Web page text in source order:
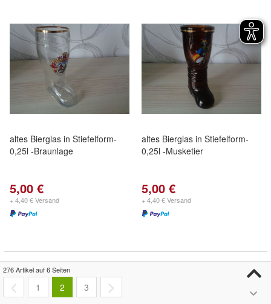
altes Bierglas in Stiefelform-
0,25l -Braunlage
5,00 €
+ 4,40 € Versand
altes Bierglas in Stiefelform-
0,25l -Musketier
5,00 €
+ 4,40 € Versand
276 Artikel auf 6 Seiten
1 2 3